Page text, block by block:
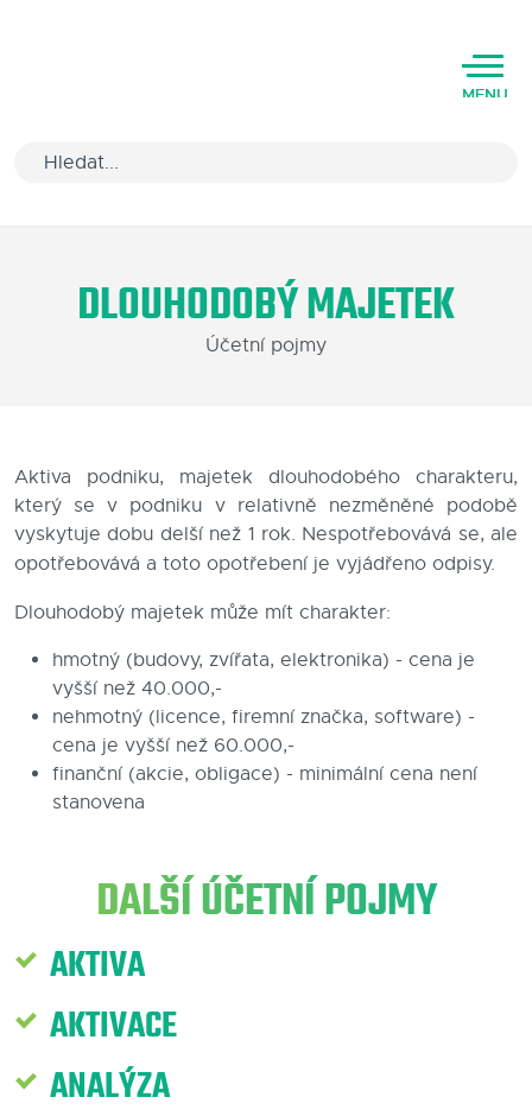
MENU
Varianty software
Kariéra
Partneři
Blog
Kontakty
DLOUHODOBÝ MAJETEK
Účetní pojmy
Aktiva podniku, majetek dlouhodobého charakteru,
který se v podniku v relativně nezměněné podobě
vyskytuje dobu delší než 1 rok. Nespotřebovává se, ale
opotřebovává a toto opotřebení je vyjádřeno odpisy.
Dlouhodobý majetek může mít charakter:
hmotný (budovy, zvířata, elektronika) - cena je
vyšší než 40.000,-
nehmotný (licence, firemní značka, software) -
cena je vyšší než 60.000,-
finanční (akcie, obligace) - minimální cena není
stanovena
DALŠÍ ÚČETNÍ POJMY
AKTIVA
AKTIVACE
ANALÝZA